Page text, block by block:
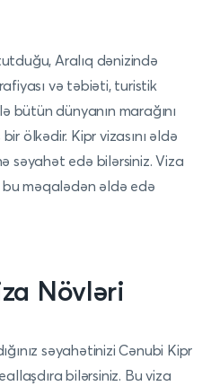
Aralıq dənizində
və təbiəti, turistik
bütün dünyanın marağını
ölkədir. Kipr vizasını əldə
səyahət edə bilərsiniz. Viza
bu məqalədən əldə edə
Növləri
səyahətinizi Cənubi Kipr
bilərsiniz. Bu viza